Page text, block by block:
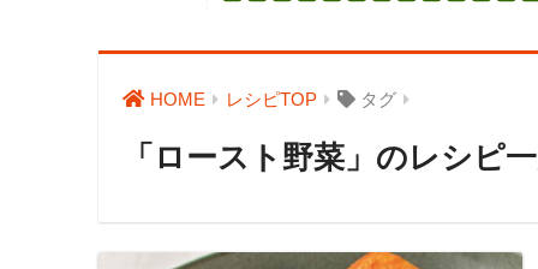
HOME レシピTOP タグ
「ロースト野菜」のレシピ